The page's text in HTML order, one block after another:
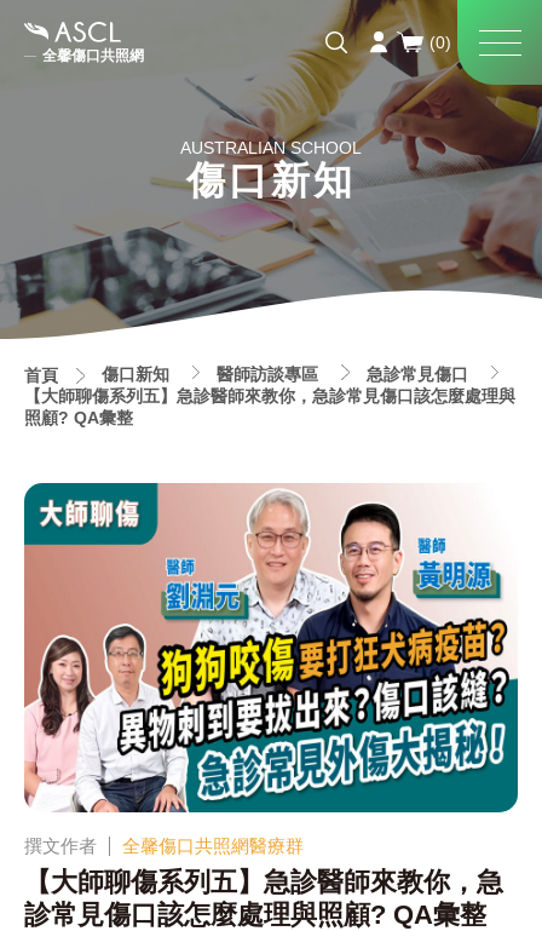
全馨傷口共照網
AUSTRALIAN SCHOOL
傷口新知
首頁 傷口新知 醫師訪談專區
急診常見傷口
【大師聊傷系列五】急診醫師來教你，急診常見傷口該怎麼處理與
照顧? QA彙整
撰文作者 全馨傷口共照網醫療群
【大師聊傷系列五】急診醫師來教你，急
診常見傷口該怎麼處理與照顧? QA彙整